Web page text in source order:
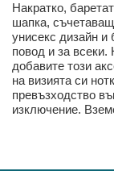
Накратко,
шапка,
унисекс дизайн и
повод и за
добавите този
на визията си
превъзходство
изключение.